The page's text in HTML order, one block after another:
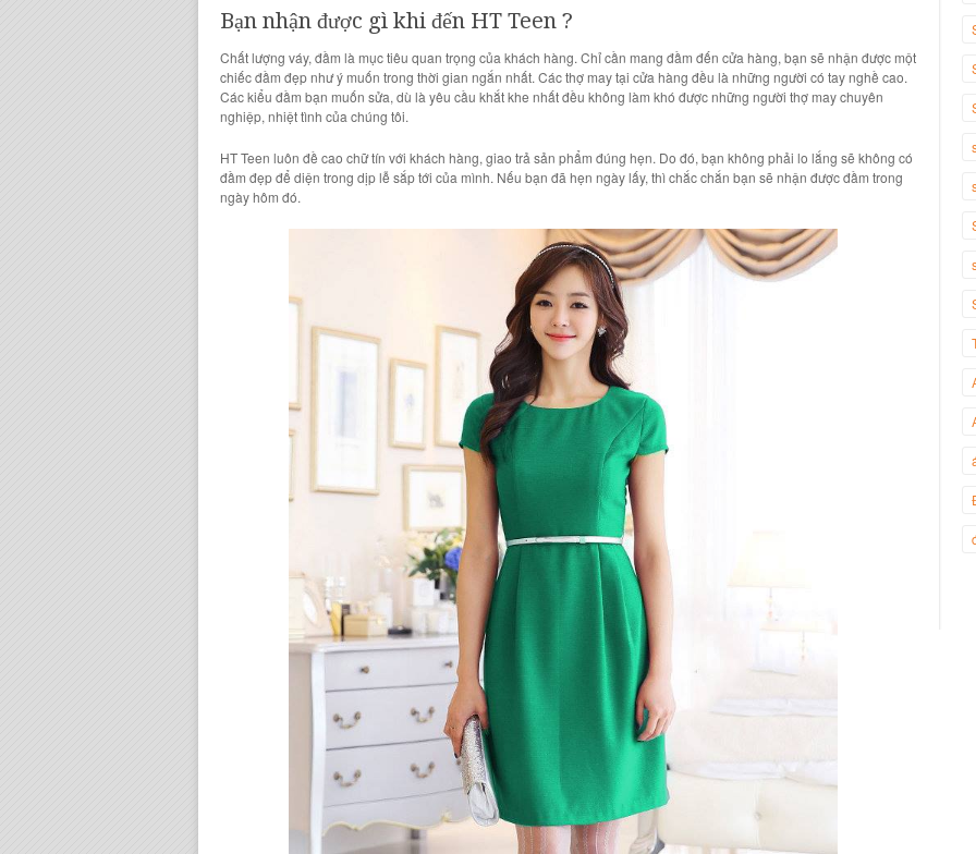
Bạn nhận được gì khi đến HT Teen ?
Chất lượng váy, đầm là mục tiêu quan trọng của khách hàng. Chỉ cần mang đầm đến cửa hàng, bạn sẽ nhận được một
chiếc đầm đẹpnhư ý muốn trong thời gian ngắn nhất. Cácthợ may tại cửa hàng đều là những người có tay nghề cao.
Các kiểu đầm bạn muốn sửa, dù là yêu cầu khắt khe nhất đều không làm khó được những người thợ may chuyên
nghiệp, nhiệt tình của chúng tôi.
HT Teen luôn đề cao chữ tín với khách hàng, giao trả sản phẩm đúng hẹn. Do đó, bạn không phải lo lắng sẽ không có
đầm đẹpđể diện trong dịp lễ sắp tới của mình. Nếu bạn đã hẹn ngày lấy, thì chắc chắn bạn sẽ nhận được đầm trong
ngày hôm đó.